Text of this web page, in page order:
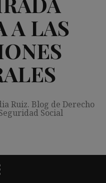
A LAS
Ruiz. Blog de Derecho
Social